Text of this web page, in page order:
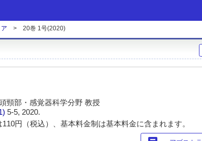
20巻 1号(2020)
頸部・感覚器科学分野 教授
5-5, 2020.
円（税込）、基本料金制は基本料金に含まれます。